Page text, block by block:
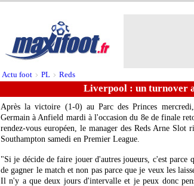
Actu foot > PL > Reds
Liverpool : un turnover
Après la victoire (1-0) au Parc des Princes
Germain à Anfield mardi à l'occasion du 8e de finale
rendez-vous européen, le manager des Reds Arne
Southampton samedi en Premier League.
"Si je décide de faire jouer d'autres joueurs, c'est parce
de gagner le match et non pas parce que je veux les
Il n'y a que deux jours d'intervalle et je peux donc